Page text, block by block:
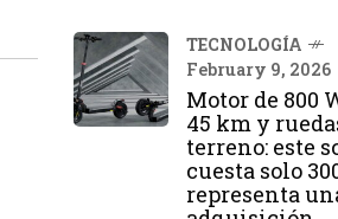
TECNOLOGÍA
February 9, 2026
Motor de 800
45 km y
terreno: este
cuesta solo
representa